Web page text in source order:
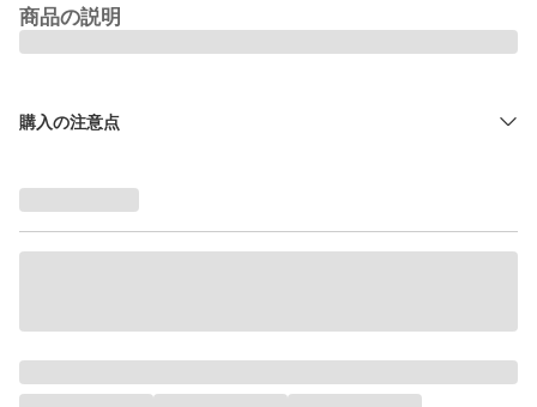
商品の説明
購入の注意点